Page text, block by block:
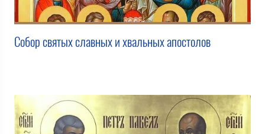
Собор святых славных и хвальных апостолов